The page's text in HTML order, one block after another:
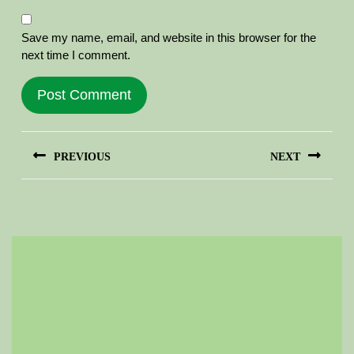
Save my name, email, and website in this browser for the
next time I comment.
Post
navigation
PREVIOUS NEXT